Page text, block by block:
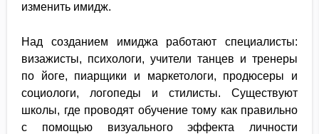
изменить имидж.
Над созданием имиджа работают специалисты:
визажисты, психологи, учители танцев и тренеры
по йоге, пиарщики и маркетологи, продюсеры и
социологи, логопеды и стилисты. Существуют
школы, где проводят обучение тому как правильно
с помощью визуального эффекта личности